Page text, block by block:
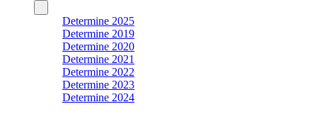
Determine 2025
Determine 2019
Determine 2020
Determine 2021
Determine 2022
Determine 2023
Determine 2024